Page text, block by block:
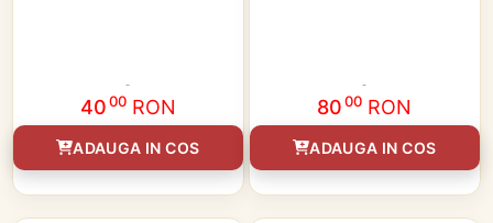
4000 RON
ADAUGA IN COS
8000 RON
ADAUGA IN COS